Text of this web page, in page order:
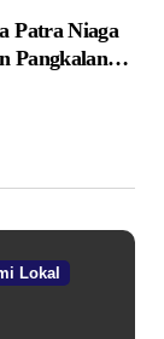
Patra Niaga
Pangkalan
Lokal